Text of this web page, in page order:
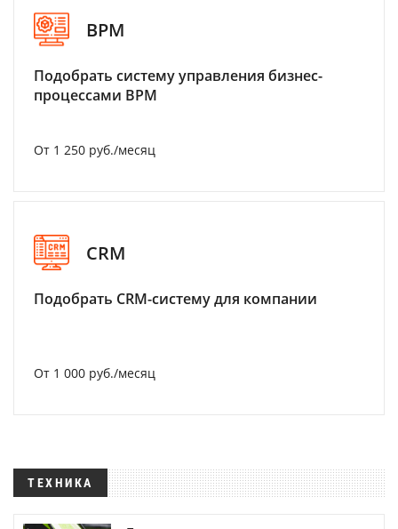
BPM
Подобрать систему управления бизнес-
процессами BPM
От 1 250 руб./месяц
CRM
Подобрать CRM-систему для компании
От 1 000 руб./месяц
ТЕХНИКА